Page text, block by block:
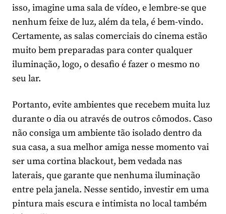
isso, imagine uma sala de vídeo, e lembre-se que
nenhum feixe de luz, além da tela, é bem-vindo.
Certamente, as salas comerciais do cinema estão
muito bem preparadas para conter qualquer
iluminação, logo, o desafio é fazer o mesmo no
seu lar.
Portanto, evite ambientes que recebem muita luz
durante o dia ou através de outros cômodos. Caso
não consiga um ambiente tão isolado dentro da
sua casa, a sua melhor amiga nesse momento vai
ser uma cortina blackout, bem vedada nas
laterais, que garante que nenhuma iluminação
entre pela janela. Nesse sentido, investir em uma
pintura mais escura e intimista no local também